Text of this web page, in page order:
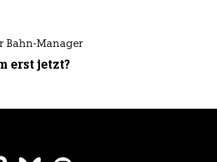
Bahn-Manager
erst jetzt?